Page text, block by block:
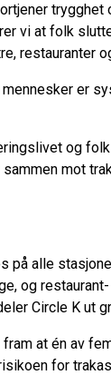
vi at folk
restauranter
mennesker er
og
mot
på alle
og
Circle K ut
at én av
for